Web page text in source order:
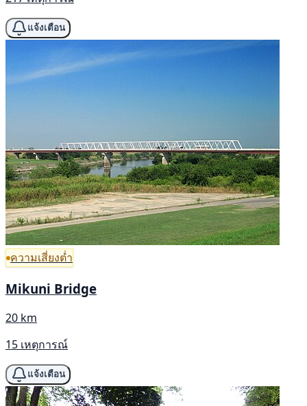
แจ้งเตือน
ความเสี่ยงต่ำ
Mikuni Bridge
20 km
15 เหตุการณ์
แจ้งเตือน